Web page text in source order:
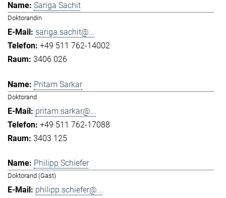
Sariga Sachit
Doktorandin
sariga.sachit@...
+49 511 762-14002
3406 026
Pritam Sarkar
Doktorand
pritam.sarkar@...
+49 511 762-17088
3403 125
Philipp Schiefer
Doktorand (Gast)
philipp.schiefer@...